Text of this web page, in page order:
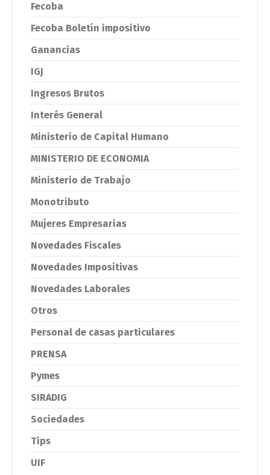
Fecoba
Fecoba Boletín impositivo
Ganancias
IGJ
Ingresos Brutos
Interés General
Ministerio de Capital Humano
MINISTERIO DE ECONOMIA
Ministerio de Trabajo
Monotributo
Mujeres Empresarias
Novedades Fiscales
Novedades Impositivas
Novedades Laborales
Otros
Personal de casas particulares
PRENSA
Pymes
SIRADIG
Sociedades
Tips
UIF